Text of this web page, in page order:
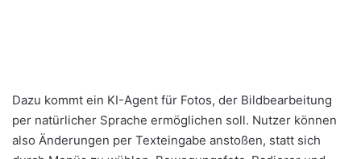
Dazu kommt ein KI-Agent für Fotos, der Bildbearbeitung
per natürlicher Sprache ermöglichen soll. Nutzer können
also Änderungen per Texteingabe anstoßen, statt sich